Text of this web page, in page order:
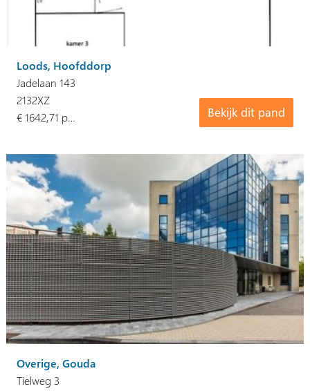
Loods, Hoofddorp
Jadelaan 143
Bekijk dit pand
2132XZ
€ 1642,71 p…
Overige, Gouda
Tielweg 3